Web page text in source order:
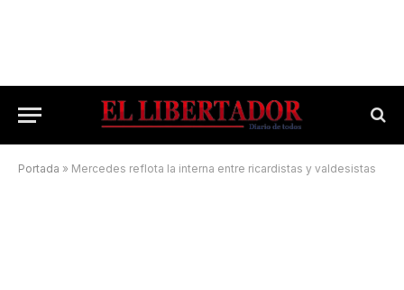
Portada » Mercedes reflota la interna entre ricardistas y valdesistas